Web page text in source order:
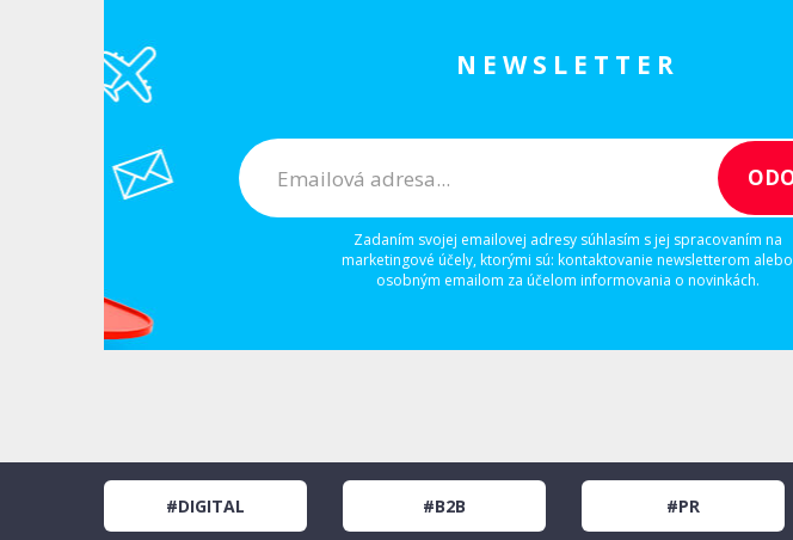
NEWSLETTER
Zadaním svojej emailovej adresy súhlasím s jej spracovaním na
marketingové účely, ktorými sú: kontaktovanie newsletterom alebo
osobným emailom za účelom informovania o novinkách.
#DIGITAL #B2B #PR